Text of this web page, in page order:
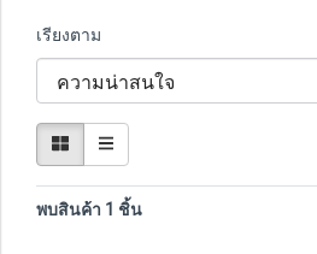
เรียงตาม
พบสินค้า 1 ชิ้น